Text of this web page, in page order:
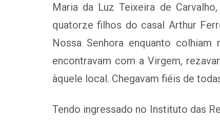
Maria da Luz Teixeira de
quatorze filhos do casal Arthur
Nossa Senhora enquanto
encontravam com a Virgem,
àquele local. Chegavam fiéis de
Tendo ingressado no Instituto das